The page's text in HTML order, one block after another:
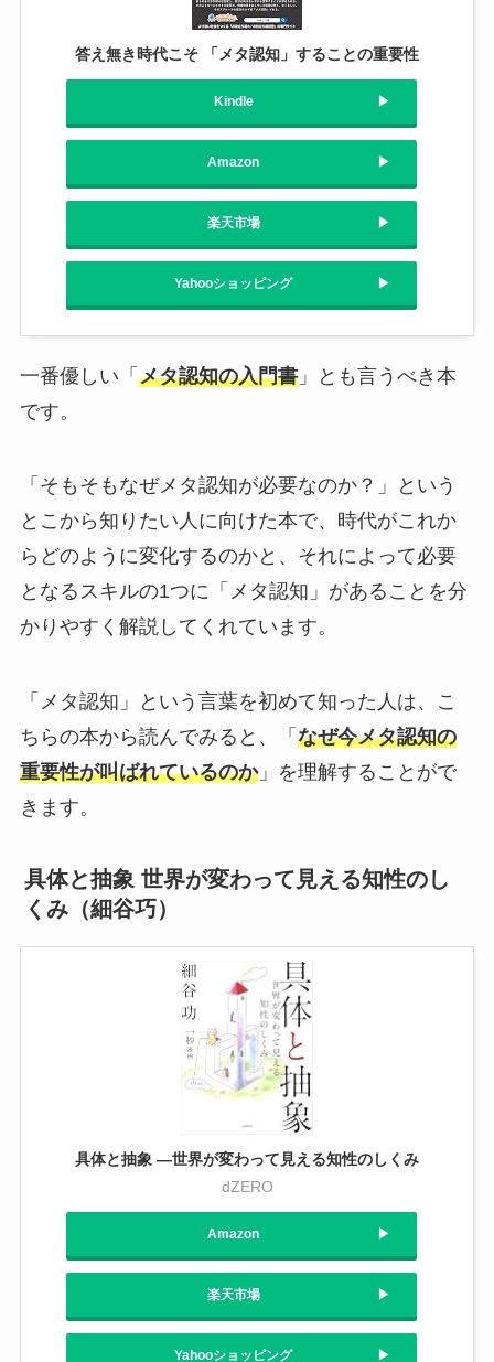
答え無き時代こそ 「メタ認知」することの重要性
Kindle
Amazon
楽天市場
Yahooショッピング
一番優しい「 メタ認知の入門書」とも言うべき本
です。
「そもそもなぜメタ認知が必要なのか？」という
とこから知りたい人に向けた本で、時代がこれか
らどのように変化するのかと、それによって必要
となるスキルの1つに「メタ認知」があることを分
かりやすく解説してくれています。
「メタ認知」という言葉を初めて知った人は、こ
ちらの本から読んでみると、「 なぜ今メタ認知の
重要性が叫ばれているのか」を理解することがで
きます。
具体と抽象 世界が変わって見える知性のし
くみ（細谷巧）
具体と抽象 ―世界が変わって見える知性のしくみ
dZERO
Amazon
楽天市場
Yahooショッピング